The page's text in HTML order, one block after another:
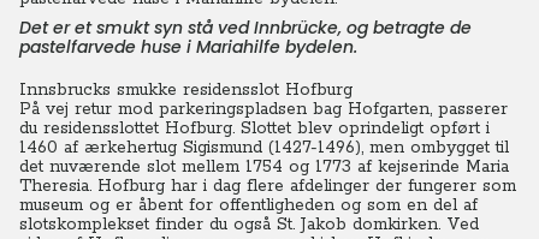
Det er et smukt syn stå ved Innbrücke, og betragte de
pastelfarvede huse i Mariahilfe bydelen.
Innsbrucks smukke residensslot Hofburg
På vej retur mod parkeringspladsen bag Hofgarten, passerer
du residensslottet Hofburg. Slottet blev oprindeligt opført i
1460 af ærkehertug Sigismund (1427-1496), men ombygget til
det nuværende slot mellem 1754 og 1773 af kejserinde Maria
Theresia. Hofburg har i dag flere afdelinger der fungerer som
museum og er åbent for offentligheden og som en del af
slotskomplekset finder du også St. Jakob domkirken. Ved